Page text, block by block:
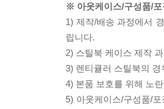
※ 아웃케이스/구성품/포
1) 제작/배송 과정에서
립니다.
2) 스틸북 케이스 제작
3) 렌티큘러 스틸북의
4) 본품 보호를 위해 노
5) 아웃케이스/구성품/